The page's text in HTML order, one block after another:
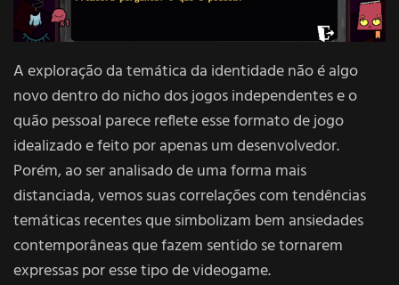
A exploração da temática da identidade não é algo
novo dentro do nicho dos jogos independentes e o
quão pessoal parece reflete esse formato de jogo
idealizado e feito por apenas um desenvolvedor.
Porém, ao ser analisado de uma forma mais
distanciada, vemos suas correlações com tendências
temáticas recentes que simbolizam bem ansiedades
contemporâneas que fazem sentido se tornarem
expressas por esse tipo de videogame.